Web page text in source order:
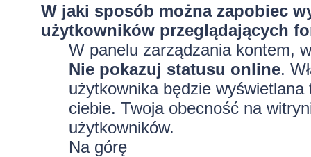
W jaki sposób można zapobiec
użytkowników przeglądających
W panelu zarządzania kontem,
Nie pokazuj statusu online.
użytkownika będzie
ciebie. Twoja obecność na
użytkowników.
Na górę